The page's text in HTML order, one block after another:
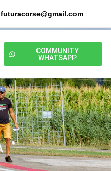
futuracorse@gmail.com
COMMUNITY
WHATSAPP